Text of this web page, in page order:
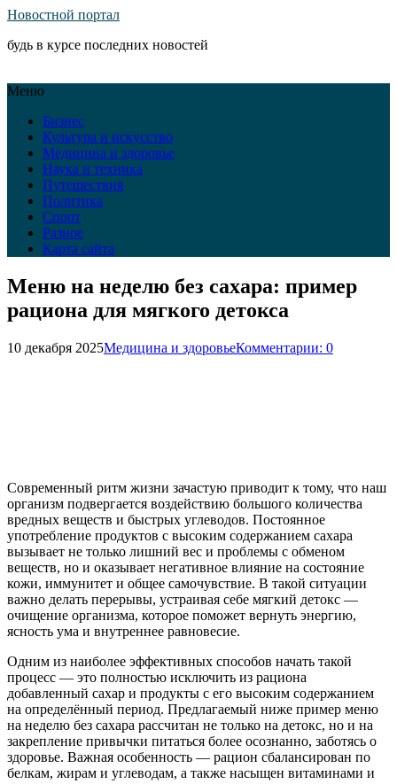
Новостной портал
будь в курсе последних новостей
Меню
Бизнес
Культура и искусство
Медицина и здоровье
Наука и техника
Путешествия
Политика
Спорт
Разное
Карта сайта
Меню на неделю без сахара: пример
рациона для мягкого детокса
10 декабря 2025Медицина и здоровьеКомментарии: 0
Современный ритм жизни зачастую приводит к тому, что наш
организм подвергается воздействию большого количества
вредных веществ и быстрых углеводов. Постоянное
употребление продуктов с высоким содержанием сахара
вызывает не только лишний вес и проблемы с обменом
веществ, но и оказывает негативное влияние на состояние
кожи, иммунитет и общее самочувствие. В такой ситуации
важно делать перерывы, устраивая себе мягкий детокс —
очищение организма, которое поможет вернуть энергию,
ясность ума и внутреннее равновесие.
Одним из наиболее эффективных способов начать такой
процесс — это полностью исключить из рациона
добавленный сахар и продукты с его высоким содержанием
на определённый период. Предлагаемый ниже пример меню
на неделю без сахара рассчитан не только на детокс, но и на
закрепление привычки питаться более осознанно, заботясь о
здоровье. Важная особенность — рацион сбалансирован по
белкам, жирам и углеводам, а также насыщен витаминами и